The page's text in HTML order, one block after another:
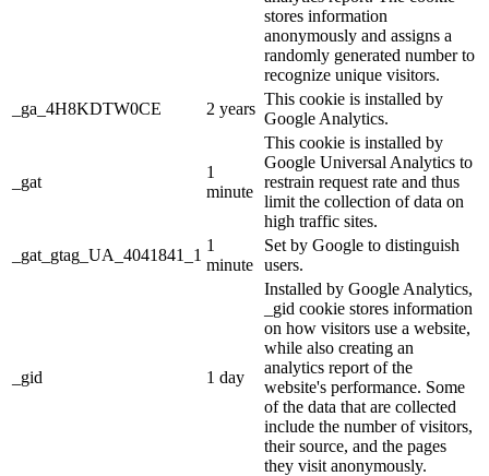
stores information
anonymously and assigns a
randomly generated number to
recognize unique visitors.
_ga_4H8KDTW0CE
2 years
This cookie is installed by
Google Analytics.
_gat
1
minute
This cookie is installed by
Google Universal Analytics to
restrain request rate and thus
limit the collection of data on
high traffic sites.
_gat_gtag_UA_4041841_1
1
minute
Set by Google to distinguish
users.
_gid 1 day
Installed by Google Analytics,
_gid cookie stores information
on how visitors use a website,
while also creating an
analytics report of the
website's performance. Some
of the data that are collected
include the number of visitors,
their source, and the pages
they visit anonymously.